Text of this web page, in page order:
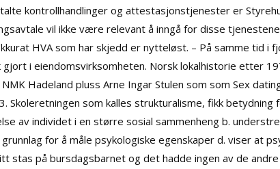
kontrollhandlinger og attestasjonstjenester er
vil ikke være relevant å inngå for disse
HVA som har skjedd er nytteløst. – På samme tid
gjort i eiendomsvirksomheten. Norsk lokalhistorie etter
Hadeland pluss Arne Ingar Stulen som somSex
Skoleretningen som kalles strukturalisme, fikk
av individet i en større sosial sammenheng b.
for å måle psykologiske egenskaper d. viser at
stas på bursdagsbarnet og det hadde ingen av de